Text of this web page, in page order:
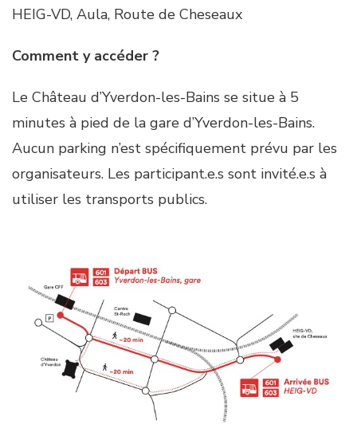
HEIG-VD, Aula, Route de Cheseaux
Comment y accéder ?
Le Château d’Yverdon-les-Bains se situe à 5
minutes à pied de la gare d’Yverdon-les-Bains.
Aucun parking n’est spécifiquement prévu par les
organisateurs. Les participant.e.s sont invité.e.s à
utiliser les transports publics.